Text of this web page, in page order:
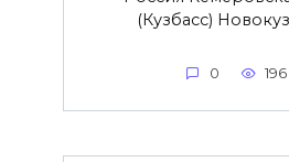
(Кузбасс)
0 196